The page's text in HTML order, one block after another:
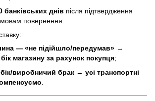
банківських днів після підтвердження
повернення.
— «не підійшло/передумав» →
бік магазину за рахунок покупця;
виробничий брак → усі транспортні